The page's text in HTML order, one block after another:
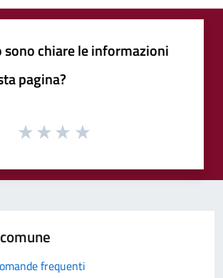
sono chiare le informazioni
pagina?
frequenti